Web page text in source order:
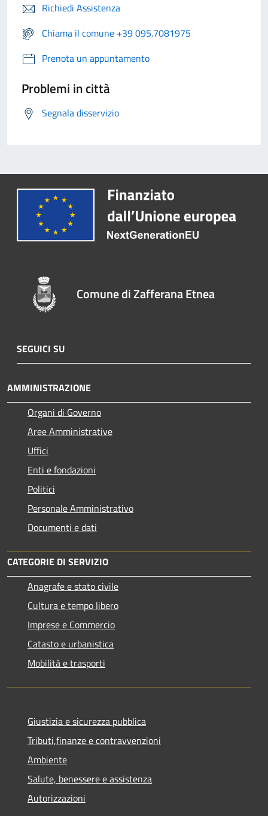
Richiedi Assistenza
Chiama il comune +39 095.7081975
Prenota un appuntamento
Problemi in città
Segnala disservizio
Comune di Zafferana Etnea
SEGUICI SU
AMMINISTRAZIONE
Organi di Governo
Aree Amministrative
Uffici
Enti e fondazioni
Politici
Personale Amministrativo
Documenti e dati
CATEGORIE DI SERVIZIO
Anagrafe e stato civile
Cultura e tempo libero
Imprese e Commercio
Catasto e urbanistica
Mobilità e trasporti
Giustizia e sicurezza pubblica
Tributi,finanze e contravvenzioni
Ambiente
Salute, benessere e assistenza
Autorizzazioni